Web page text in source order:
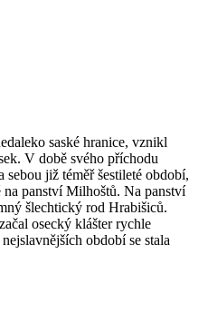
saské hranice, vznikl
V době svého příchodu
sebou již téměř šestileté období,
panství Milhoštů. Na panství
šlechtický rod Hrabišiců.
osecký klášter rychle
období se stala